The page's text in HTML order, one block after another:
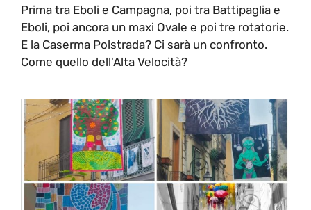
Prima tra Eboli e Campagna, poi tra Battipaglia e
Eboli, poi ancora un maxi Ovale e poi tre rotatorie.
E la Caserma Polstrada? Ci sarà un confronto.
Come quello dell'Alta Velocità?